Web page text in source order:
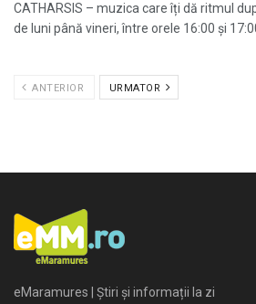
CATHARSIS – muzica care îți dă ritmul
de luni până vineri, între orele 16:00 și
ANTERIOR URMATOR
eMaramures | Știri și informații la zi